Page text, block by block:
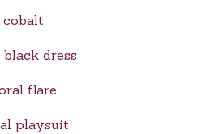
cobalt
dress
flare
playsuit